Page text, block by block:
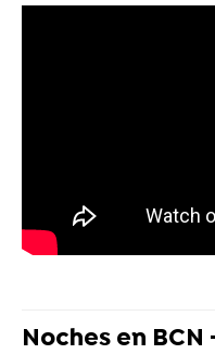
Noches en BCN